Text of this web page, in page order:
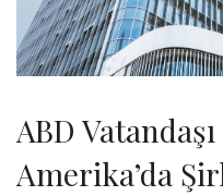
ABD
Amerika’da